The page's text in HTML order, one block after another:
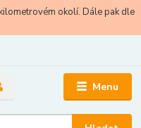
okolí. Dále pak dle
Menu